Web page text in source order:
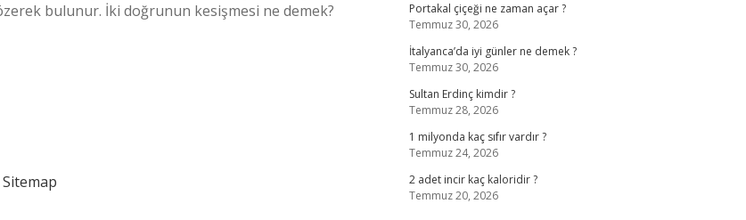
bulunur. İki doğrunun kesişmesi ne demek?
Sitemap
Portakal çiçeği ne zaman açar ?
Temmuz 30, 2026
İtalyanca’da iyi günler ne demek ?
Temmuz 30, 2026
Sultan Erdinç kimdir ?
Temmuz 28, 2026
1 milyonda kaç sıfır vardır ?
Temmuz 24, 2026
2 adet incir kaç kaloridir ?
Temmuz 20, 2026